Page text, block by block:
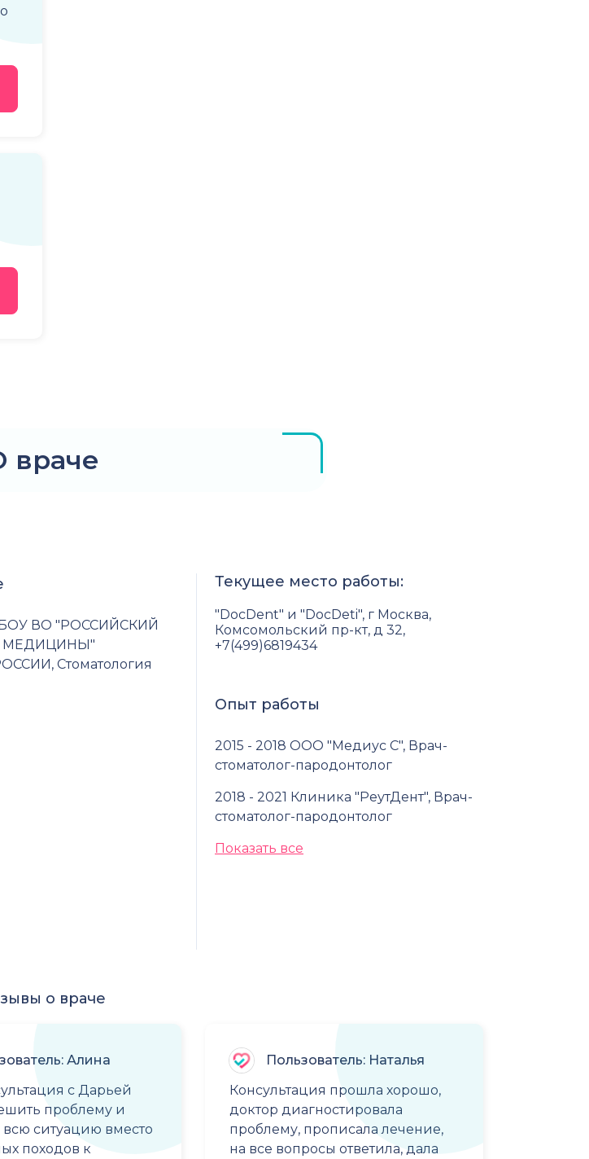
враче
ВО "РОССИЙСКИЙ
МЕДИЦИНЫ"
Стоматология
Текущее место работы:
"DocDent" и "DocDeti", г Москва,
Комсомольский пр-кт, д 32,
+7(499)6819434
Опыт работы
2015 - 2018 ООО "Медиус С", Врач-
стоматолог-пародонтолог
2018 - 2021 Клиника "РеутДент", Врач-
стоматолог-пародонтолог
Показать все
о враче
Алина
с Дарьей
проблему и
всю ситуацию вместо
походов к
Пользователь: Наталья
Консультация прошла хорошо,
доктор диагностировала
проблему, прописала лечение,
на все вопросы ответила, дала